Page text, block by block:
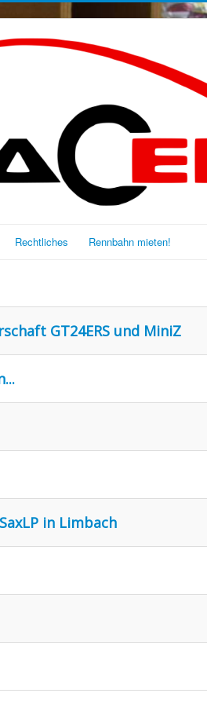
Rechtliches Rennbahn mieten!
GT24ERS und MiniZ
in Limbach